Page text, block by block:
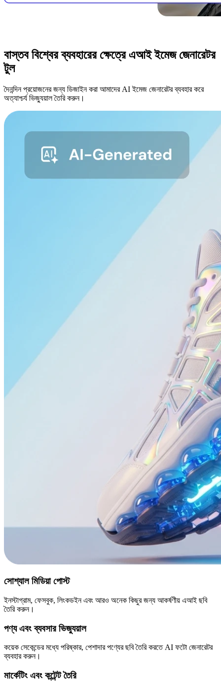
বাস্তব বিশ্বের ব্যবহারের ক্ষেত্রে এআই ইমেজ জেনারেটর
টুল
দৈনন্দিন প্রয়োজনের জন্য ডিজাইন করা আমাদের AI ইমেজ জেনারেটর ব্যবহার করে
অত্যাশ্চর্য ভিজ্যুয়াল তৈরি করুন।
সোশ্যাল মিডিয়া পোস্ট
ইনস্টাগ্রাম, ফেসবুক, লিংকডইন এবং আরও অনেক কিছুর জন্য আকর্ষণীয় এআই ছবি
তৈরি করুন।
পণ্য এবং ব্যবসার ভিজ্যুয়াল
কয়েক সেকেন্ডের মধ্যে পরিষ্কার, পেশাদার পণ্যের ছবি তৈরি করতে AI ফটো জেনারেটর
ব্যবহার করুন।
মার্কেটিং এবং কন্টেন্ট তৈরি